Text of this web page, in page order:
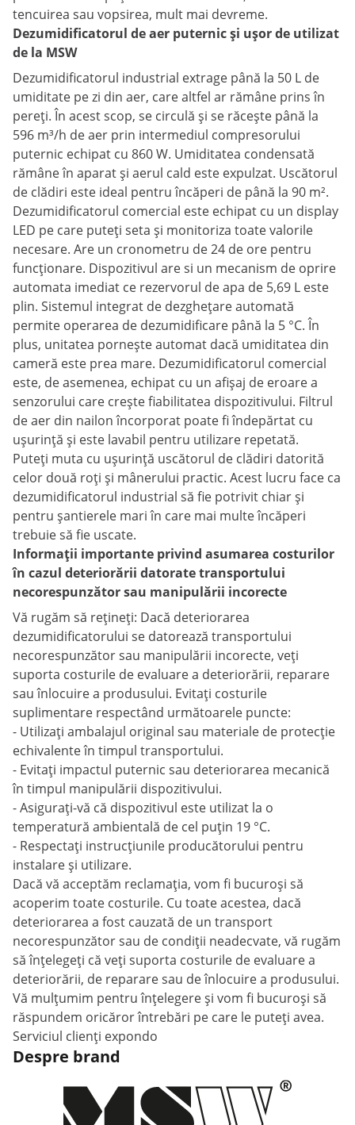
tencuirea sau vopsirea, mult mai devreme.
Dezumidificatorul de aer puternic și ușor de utilizat
de la MSW
Dezumidificatorul industrial extrage până la 50 L de
umiditate pe zi din aer, care altfel ar rămâne prins în
pereți. În acest scop, se circulă și se răcește până la
596 m³/h de aer prin intermediul compresorului
puternic echipat cu 860 W. Umiditatea condensată
rămâne în aparat și aerul cald este expulzat. Uscătorul
de clădiri este ideal pentru încăperi de până la 90 m².
Dezumidificatorul comercial este echipat cu un display
LED pe care puteți seta și monitoriza toate valorile
necesare. Are un cronometru de 24 de ore pentru
funcționare. Dispozitivul are si un mecanism de oprire
automata imediat ce rezervorul de apa de 5,69 L este
plin. Sistemul integrat de dezghețare automată
permite operarea de dezumidificare până la 5 °C. În
plus, unitatea pornește automat dacă umiditatea din
cameră este prea mare. Dezumidificatorul comercial
este, de asemenea, echipat cu un afișaj de eroare a
senzorului care crește fiabilitatea dispozitivului. Filtrul
de aer din nailon încorporat poate fi îndepărtat cu
ușurință și este lavabil pentru utilizare repetată.
Puteți muta cu ușurință uscătorul de clădiri datorită
celor două roți și mânerului practic. Acest lucru face ca
dezumidificatorul industrial să fie potrivit chiar și
pentru șantierele mari în care mai multe încăperi
trebuie să fie uscate.
Informații importante privind asumarea costurilor
în cazul deteriorării datorate transportului
necorespunzător sau manipulării incorecte
Vă rugăm să rețineți: Dacă deteriorarea
dezumidificatorului se datorează transportului
necorespunzător sau manipulării incorecte, veți
suporta costurile de evaluare a deteriorării, reparare
sau înlocuire a produsului. Evitați costurile
suplimentare respectând următoarele puncte:
- Utilizați ambalajul original sau materiale de protecție
echivalente în timpul transportului.
- Evitați impactul puternic sau deteriorarea mecanică
în timpul manipulării dispozitivului.
- Asigurați-vă că dispozitivul este utilizat la o
temperatură ambientală de cel puțin 19 °C.
- Respectați instrucțiunile producătorului pentru
instalare și utilizare.
Dacă vă acceptăm reclamația, vom fi bucuroși să
acoperim toate costurile. Cu toate acestea, dacă
deteriorarea a fost cauzată de un transport
necorespunzător sau de condiții neadecvate, vă rugăm
să înțelegeți că veți suporta costurile de evaluare a
deteriorării, de reparare sau de înlocuire a produsului.
Vă mulțumim pentru înțelegere și vom fi bucuroși să
răspundem oricăror întrebări pe care le puteți avea.
Serviciul clienți expondo
Despre brand